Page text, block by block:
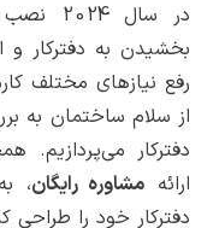
در سال 2024 نصب
بخشیدن به دفترکار و
رفع نیازهای مختلف
دفترکار می‌پردازیم.
ارائه مشاوره رایگان،
دفترکار خود را طراحی